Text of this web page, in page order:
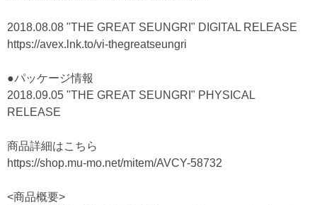
2018.08.08 "THE GREAT SEUNGRI" DIGITAL RELEASE
https://avex.lnk.to/vi-thegreatseungri
●パッケージ情報
2018.09.05 "THE GREAT SEUNGRI" PHYSICAL
RELEASE
商品詳細はこちら
https://shop.mu-mo.net/mitem/AVCY-58732
<商品概要>